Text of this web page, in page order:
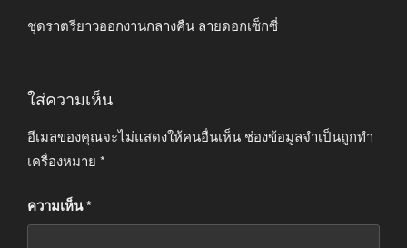
ชุดราตรียาวออกงานกลางคืน ลายดอกเซ็กซี่
ใส่ความเห็น
อีเมลของคุณจะไม่แสดงให้คนอื่นเห็น ช่องข้อมูลจำเป็นถูกทำ
เครื่องหมาย *
ความเห็น*